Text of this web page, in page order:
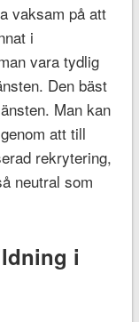
vaksam på att
i
vara tydlig
Den bäst
Man kan
att till
rekrytering,
neutral som
i